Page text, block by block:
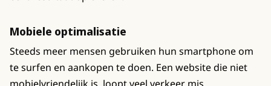
Mobiele optimalisatie
Steeds meer mensen gebruiken hun smartphone om
te surfen en aankopen te doen. Een website die niet